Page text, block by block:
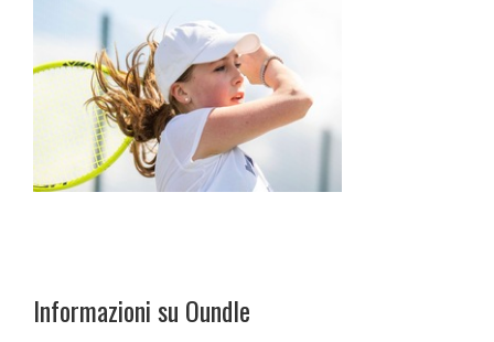
Informazioni su Oundle